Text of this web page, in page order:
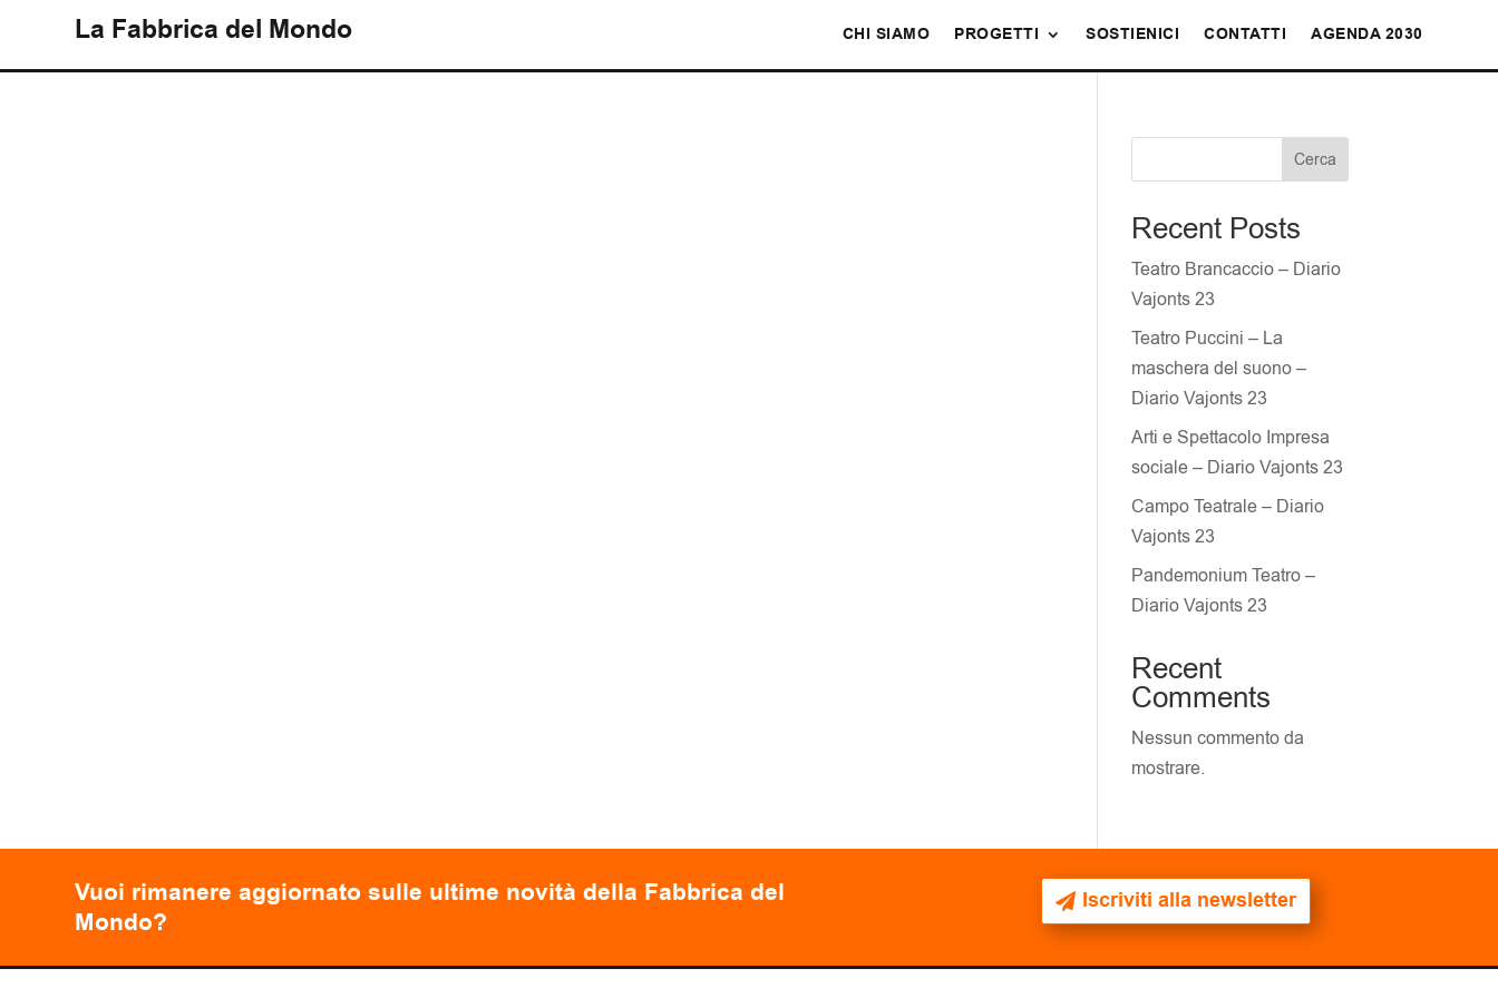
La Fabbrica del Mondo CHI SIAMO PROGETTI SOSTIENICI CONTATTI AGENDA 2030
Cerca
Recent Posts
Teatro Brancaccio – Diario
Vajonts 23
Teatro Puccini – La
maschera del suono –
Diario Vajonts 23
Arti e Spettacolo Impresa
sociale – Diario Vajonts 23
Campo Teatrale – Diario
Vajonts 23
Pandemonium Teatro –
Diario Vajonts 23
Recent
Comments
Nessun commento da
mostrare.
Vuoi rimanere aggiornato sulle ultime novità della Fabbrica del
Mondo?
Iscriviti alla newsletter